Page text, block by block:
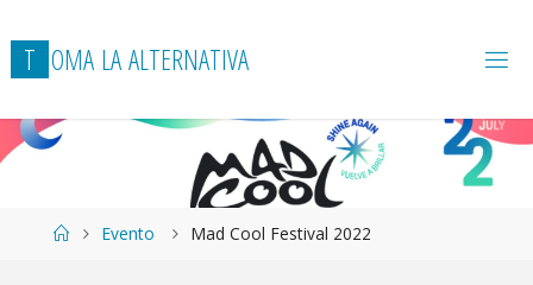
T OMA LAALTERNATIVA
PáginaEvento Mad Cool Festival 2022